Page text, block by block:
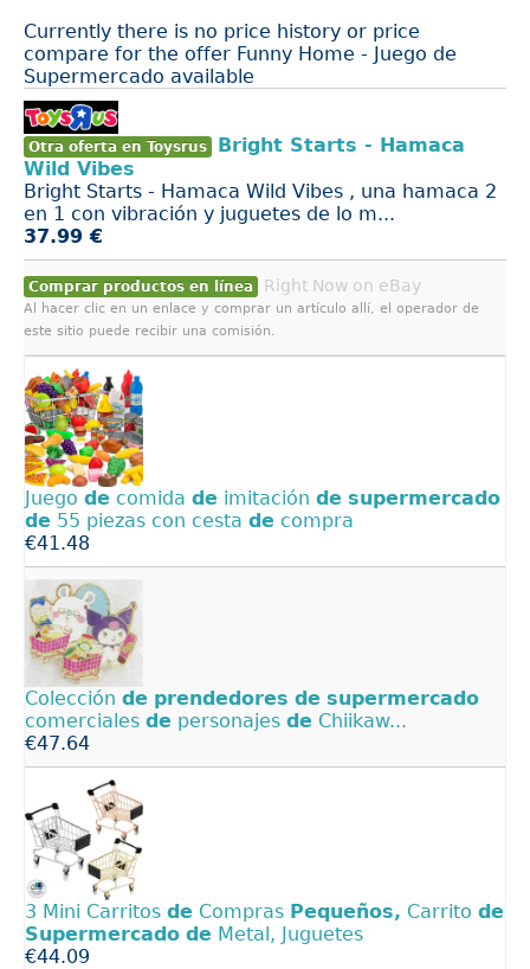
Currently there is no price history or price
compare for the offer Funny Home - Juego de
Supermercado available
Otra oferta en Toysrus
Bright Starts - Hamaca
Wild Vibes
Bright Starts - Hamaca Wild Vibes , una hamaca 2
en 1 con vibración y juguetes de lo m...
37.99 €
Comprar productos en línea Right Now on eBay
Al hacer clic en un enlace y comprar un artículo allí, el operador de
este sitio puede recibir una comisión.
Juego de comida de imitación de supermercado
de 55 piezas con cesta de compra
€41.48
Colección de prendedores de supermercado
comerciales de personajes de Chiikaw...
€47.64
3 Mini Carritos de Compras Pequeños, Carrito de
Supermercado de Metal, Juguetes
€44.09